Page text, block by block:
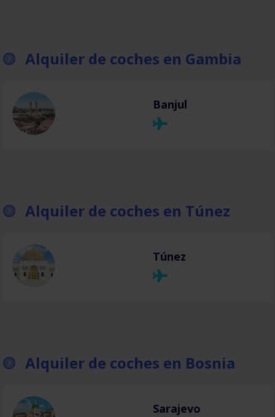
Alquiler de coches en Gambia
Banjul
Alquiler de coches en Túnez
Túnez
Alquiler de coches en Bosnia
Sarajevo